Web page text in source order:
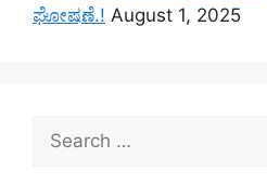
ಘೋಷಣೆ.! August 1, 2025
for: